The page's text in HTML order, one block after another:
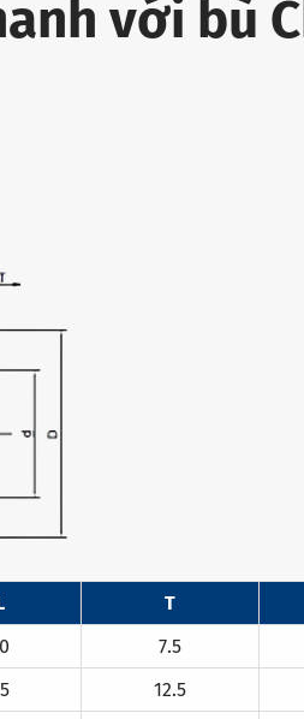
với bù
T
7.5
12.5